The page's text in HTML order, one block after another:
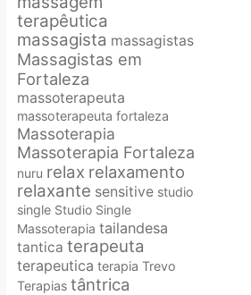
terapêutica
massagista massagistas
Massagistas em
Fortaleza
massoterapeuta
massoterapeuta fortaleza
Massoterapia
Massoterapia Fortaleza
nuru relax relaxamento
relaxante sensitive studio
single Studio Single
Massoterapia tailandesa
tantica terapeuta
terapeutica terapia Trevo
Terapias tântrica